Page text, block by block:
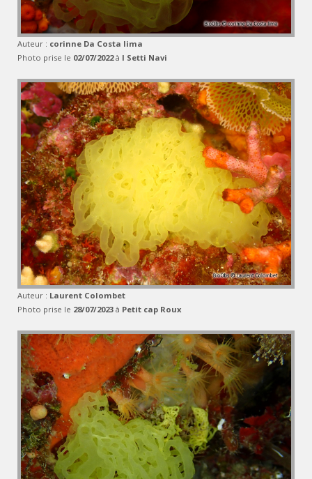
Auteur : corinne Da Costa lima
Photo prise le 02/07/2022à I Setti Navi
Auteur : Laurent Colombet
Photo prise le 28/07/2023 à Petit cap Roux